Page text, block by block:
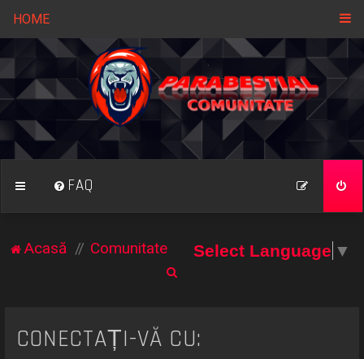
HOME
FAQ
Acasă Comunitate Select Language ▼
t
CONECTAȚI-VĂ CU: